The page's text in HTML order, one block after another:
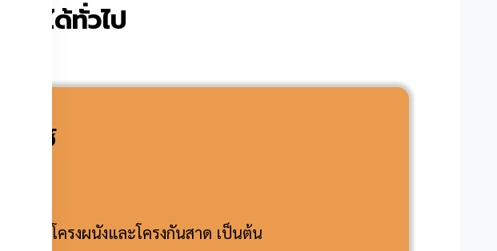
พบได้ทั่วไป
าไนซ์
รงฝ้า, โครงผนังและโครงกันสาด เป็นต้น